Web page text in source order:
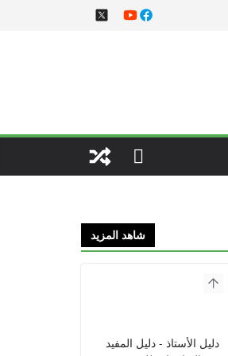
شاهد المزيد
دليل الأستاذ - دليل المفيد